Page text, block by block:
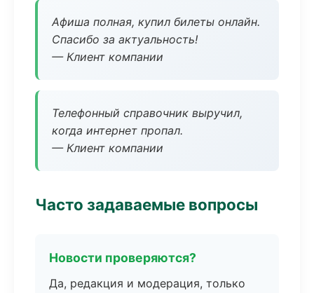
Афиша полная, купил билеты онлайн.
Спасибо за актуальность!
— Клиент компании
Телефонный справочник выручил,
когда интернет пропал.
— Клиент компании
Часто задаваемые вопросы
Новости проверяются?
Да, редакция и модерация, только